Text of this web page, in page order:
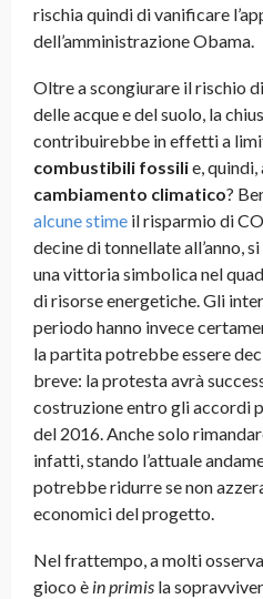
rischia quindi di vanificare
dell’amministrazione Obama.
Oltre a scongiurare il rischio
delle acque e del suolo, la
contribuirebbe in effetti a
combustibili fossilie,
cambiamento climatico?
alcune stime il risparmio di
decine di tonnellate all’anno,
una vittoria simbolica nel
di risorse energetiche. Gli
periodo hanno invece
la partita potrebbe essere
breve: la protesta avrà
costruzione entro gli accordi
del 2016. Anche solo
infatti, stando l’attuale
potrebbe ridurre se non
economici del progetto.
Nel frattempo, a molti
gioco è in primis la